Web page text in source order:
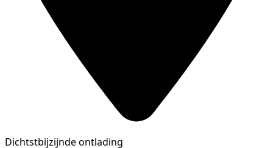
Dichtstbijzijnde ontlading